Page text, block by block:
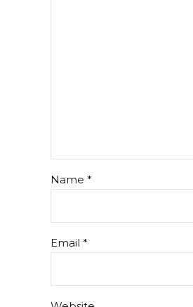
Name *
Email *